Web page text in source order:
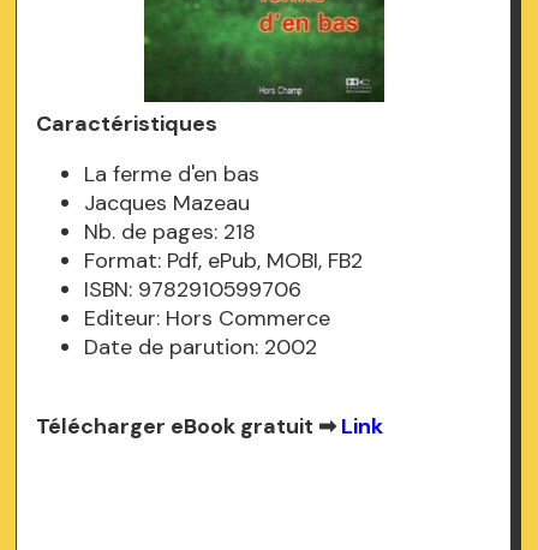
Caractéristiques
La ferme d'en bas
Jacques Mazeau
Nb. de pages: 218
Format: Pdf, ePub, MOBI, FB2
ISBN: 9782910599706
Editeur: Hors Commerce
Date de parution: 2002
Télécharger eBook gratuit ➡Link